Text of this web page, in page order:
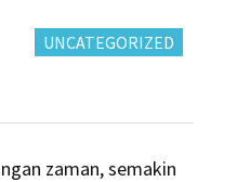
CATEGORIES:
UNCATEGORIZED
zaman, semakin